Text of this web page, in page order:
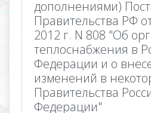
дополнениями)
Правительства РФ
2012 г. N 808 "Об
теплоснабжения в
Федерации и о
изменений в
Правительства
Федерации"